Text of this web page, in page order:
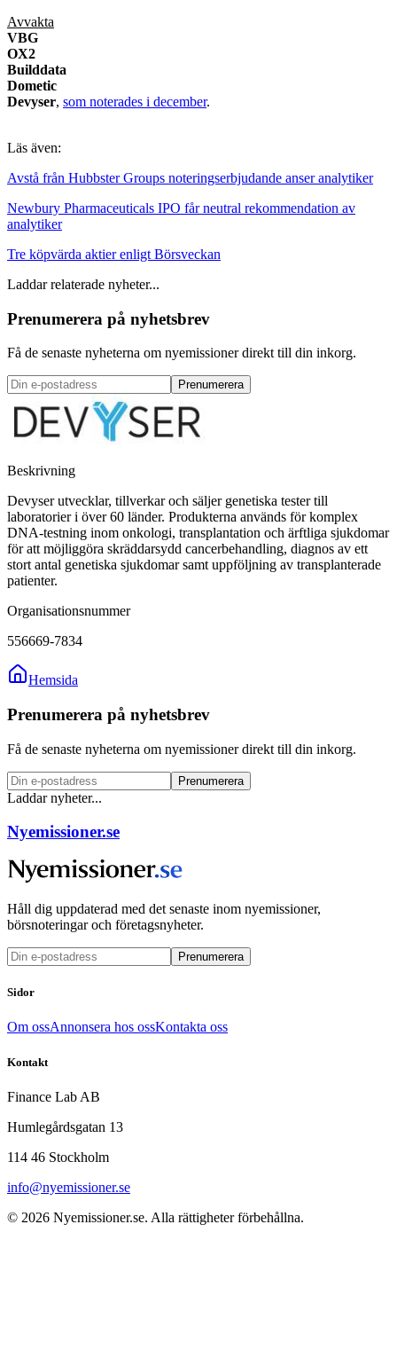
Avvakta
VBG
OX2
Builddata
Dometic
Devyser, som noterades i december.
Läs även:
Avstå från Hubbster Groups noteringserbjudande anser analytiker
Newbury Pharmaceuticals IPO får neutral rekommendation av
analytiker
Tre köpvärda aktier enligt Börsveckan
Laddar relaterade nyheter...
Prenumerera på nyhetsbrev
Få de senaste nyheterna om nyemissioner direkt till din inkorg.
Prenumerera
Beskrivning
Devyser utvecklar, tillverkar och säljer genetiska tester till
laboratorier i över 60 länder. Produkterna används för komplex
DNA-testning inom onkologi, transplantation och ärftliga sjukdomar
för att möjliggöra skräddarsydd cancerbehandling, diagnos av ett
stort antal genetiska sjukdomar samt uppföljning av transplanterade
patienter.
Organisationsnummer
556669-7834
Hemsida
Prenumerera på nyhetsbrev
Få de senaste nyheterna om nyemissioner direkt till din inkorg.
Prenumerera
Laddar nyheter...
Nyemissioner.se
Håll dig uppdaterad med det senaste inom nyemissioner,
börsnoteringar och företagsnyheter.
Prenumerera
Sidor
Om ossAnnonsera hos ossKontakta oss
Kontakt
Finance Lab AB
Humlegårdsgatan 13
114 46 Stockholm
info@nyemissioner.se
© 2026 Nyemissioner.se. Alla rättigheter förbehållna.